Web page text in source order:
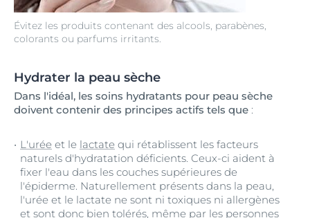
Évitez les produits contenant des alcools, parabènes,
colorants ou parfums irritants.
Hydrater la peau sèche
Dans l'idéal, les soins hydratants pour peau sèche
doivent contenir des principes actifs tels que :
L'urée et le lactate qui rétablissent les facteurs
naturels d'hydratation déficients. Ceux-ci aident à
fixer l'eau dans les couches supérieures de
l'épiderme. Naturellement présents dans la peau,
l'urée et le lactate ne sont ni toxiques ni allergènes
et sont donc bien tolérés, même par les personnes